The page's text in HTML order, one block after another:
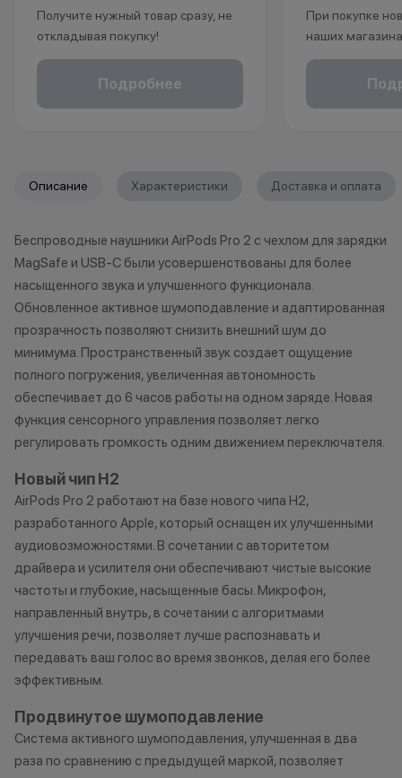
Получите нужный товар сразу, не
откладывая покупку!
Рассрочка без % доступна для
клиентов от 18 лет на срок до 24
*Акции и бонусы не суммируются.
исключительно информационный
характер.
•Организатор (продавец) имеет
право отказать в заключении
договора купли-продажи по
причинам (отсутствие товара,
обоснованные причины).
•Организатор (продавец) на свое
усмотрение имеет право
изменить условия акции в
одностороннем порядке.
Подробнее
При покупке
наших
рассрочку,
безналичному
*Акции и
*Данная акция
публичной
право
договора
причинам
•Организатор
усмотрение
изменить
Описание Характеристики Доставка и оплата
Беспроводные наушники AirPods Pro 2 с чехлом для зарядки
MagSafe и USB-C были усовершенствованы для более
насыщенного звука и улучшенного функционала.
Обновленное активное шумоподавление и адаптированная
прозрачность позволяют снизить внешний шум до
минимума. Пространственный звук создает ощущение
полного погружения, увеличенная автономность
обеспечивает до 6 часов работы на одном заряде. Новая
функция сенсорного управления позволяет легко
регулировать громкость одним движением переключателя.
Новый чип H2
AirPods Pro 2 работают на базе нового чипа H2,
разработанного Apple, который оснащен их улучшенными
аудиовозможностями. В сочетании с авторитетом
драйвера и усилителя они обеспечивают чистые высокие
частоты и глубокие, насыщенные басы. Микрофон,
направленный внутрь, в сочетании с алгоритмами
улучшения речи, позволяет лучше распознавать и
передавать ваш голос во время звонков, делая его более
эффективным.
Продвинутое шумоподавление
Система активного шумоподавления, улучшенная в два
раза по сравнению с предыдущей маркой, позволяет